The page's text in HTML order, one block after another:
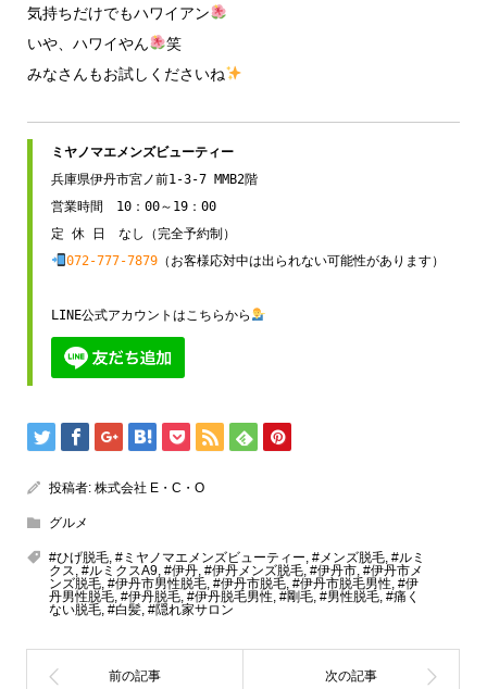
気持ちだけでもハワイアン
いや、ハワイやん
笑
みなさんもお試しくださいね
ミヤノマエメンズビューティー
兵庫県伊丹市宮ノ前1-3-7 MMB2階
営業時間　10：00～19：00
072-777-7879（お客様応対中は出られない可能性があります）
LINE公式アカウントはこちらから
投稿者: 株式会社 E・C・O
グルメ
#ひげ脱毛, #ミヤノマエメンズビューティー, #メンズ脱毛, #ルミ
クス, #ルミクスA9, #伊丹, #伊丹メンズ脱毛, #伊丹市, #伊丹市メ
ンズ脱毛, #伊丹市男性脱毛, #伊丹市脱毛, #伊丹市脱毛男性, #伊
丹男性脱毛, #伊丹脱毛, #伊丹脱毛男性, #剛毛, #男性脱毛, #痛く
ない脱毛, #白髪, #隠れ家サロン